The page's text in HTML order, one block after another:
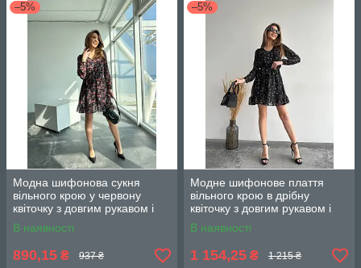
–5%
Модна шифонова сукня
вільного крою у червону
квіточку з довгим рукавом і
поясом (42, 44, 46), Чорна
В наявності
890,15 ₴ 937 ₴
–5%
Модне шифонове плаття
вільного крою в дрібну
квіточку з довгим рукавом і
поясом ( 46), Чорне
В наявності
1 154,25 ₴ 1 215 ₴